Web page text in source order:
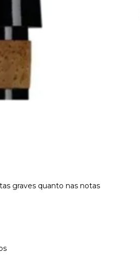
graves quanto nas notas